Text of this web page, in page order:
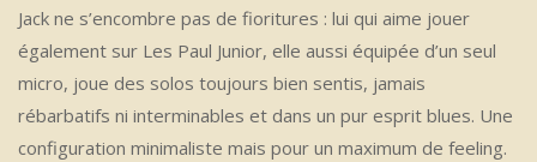
Jack ne s’encombre pas de fioritures : lui qui aime jouer
également sur Les Paul Junior, elle aussi équipée d’un seul
micro, joue des solos toujours bien sentis, jamais
rébarbatifs ni interminables et dans un pur esprit blues. Une
configuration minimaliste mais pour un maximum de feeling.